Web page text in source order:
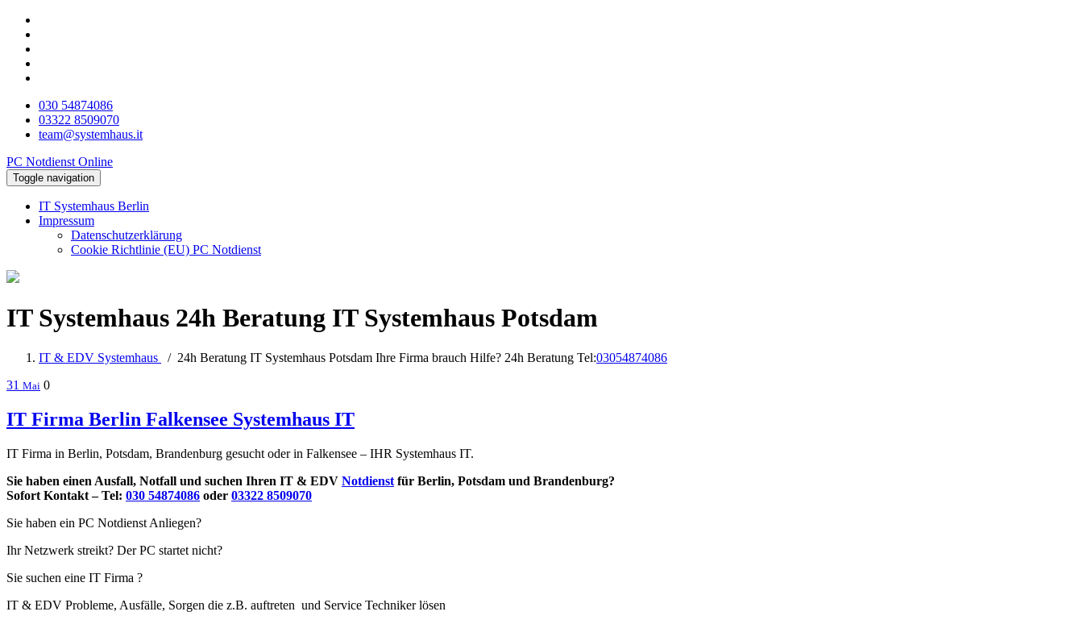
030 54874086
03322 8509070
team@systemhaus.it
PC Notdienst Online
Toggle navigation
IT Systemhaus Berlin
Impressum
Datenschutzerklärung
Cookie Richtlinie (EU) PC Notdienst
IT Systemhaus 24h Beratung IT Systemhaus Potsdam
IT & EDV Systemhaus / 24h Beratung IT Systemhaus Potsdam Ihre Firma brauch Hilfe? 24h Beratung Tel:03054874086
31 Mai 0
IT Firma Berlin Falkensee Systemhaus IT
IT Firma in Berlin, Potsdam, Brandenburg gesucht oder in Falkensee – IHR Systemhaus IT.
Sie haben einen Ausfall, Notfall und suchen Ihren IT & EDV Notdienst für Berlin, Potsdam und Brandenburg?
Sofort Kontakt – Tel: 030 54874086 oder 03322 8509070
Sie haben ein PC Notdienst Anliegen?
Ihr Netzwerk streikt? Der PC startet nicht?
Sie suchen eine IT Firma ?
IT & EDV Probleme, Ausfälle, Sorgen die z.B. auftreten und Service Techniker lösen